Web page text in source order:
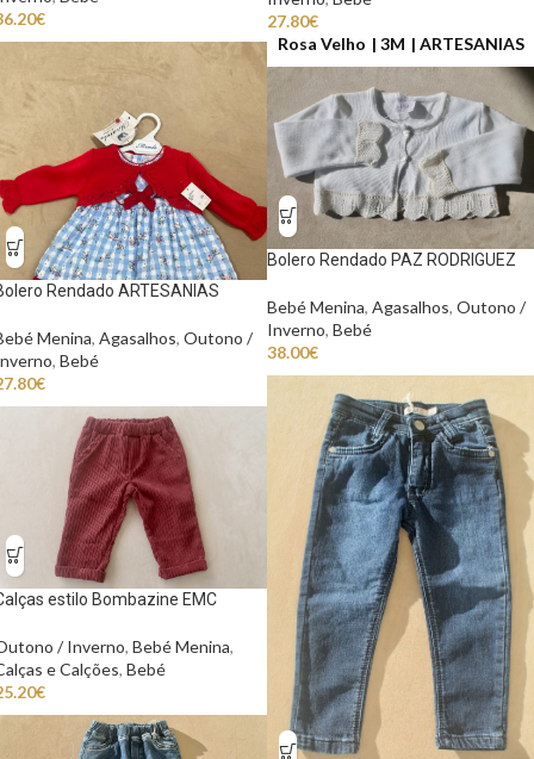
€
27.80€
Rosa Velho
3M ARTESANIAS
Rendado ARTESANIAS
Menina, Agasalhos, Outono /
, Bebé
€
Bolero Rendado PAZ RODRIGUEZ
Bebé Menina, Agasalhos, Outono /
Inverno, Bebé
38.00€
estilo Bombazine EMC
/ Inverno, Bebé Menina,
e Calções, Bebé
€